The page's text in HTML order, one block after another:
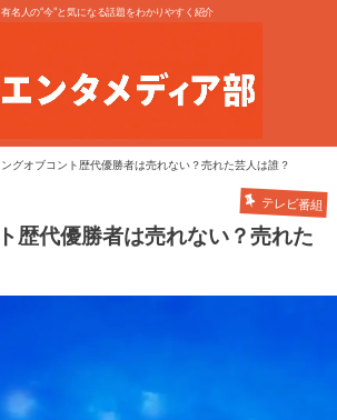
名人の“今”と気になる話題をわかりやすく紹介
ングオブコント歴代優勝者は売れない？売れた芸人は誰？
テレビ番組
歴代優勝者は売れない？売れた